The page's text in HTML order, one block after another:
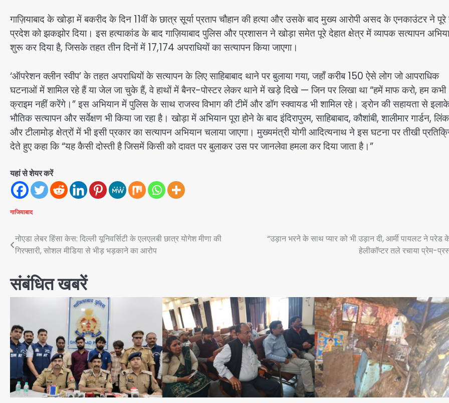
गाज़ियाबाद के खोड़ा में बकरीद के दिन 11वीं के छात्र सूर्या प्रताप चौहान की हत्या और उसके बाद मुख्य आरोपी असद के एनकाउंटर ने पूरे
प्रदेश को झकझोर दिया। इस हत्याकांड के बाद गाज़ियाबाद पुलिस और प्रशासन ने खोड़ा समेत पूरे देहात क्षेत्र में व्यापक सत्यापन
शुरू कर दिया है, जिसके तहत तीन दिनों में 17,174 अपराधियों का सत्यापन किया जाएगा।
‘ऑपरेशन क्लीन स्वीप’ के तहत अपराधियों के सत्यापन के लिए साहिबाबाद थाने पर बुलाया गया, जहाँ करीब 150 ऐसे लोग जो आपराधिक
घटनाओं में शामिल रहे हैं या जेल जा चुके हैं, वे हाथों में बैनर-पोस्टर लेकर थाने में खड़े दिखे — जिन पर लिखा था “हमें माफ करो, हम कभी
क्राइम नहीं करेंगे।” इस अभियान में पुलिस के साथ राजस्व विभाग की टीमें और डॉग स्क्वायड भी शामिल रहे। ड्रोन की सहायता से
भौतिक सत्यापन और सर्वेक्षण भी किया जा रहा है। खोड़ा में अभियान पूरा होने के बाद इंदिरापुरम, साहिबाबाद, कौशांबी, शालीमार गार्डन,
और टीलामोड़ क्षेत्रों में भी इसी प्रकार का सत्यापन अभियान चलाया जाएगा। मुख्यमंत्री योगी आदित्यनाथ ने इस घटना पर तीखी
देते हुए कहा कि “यह कैसी दोस्ती है जिसमें किसी को दावत पर बुलाकर उस पर जानलेवा हमला कर दिया जाता है।”
यहां से शेयर करें
गाजियाबाद
Post
navigation
नोएडा लेबर हिंसा केस: दिल्ली यूनिवर्सिटी के एलएलबी छात्र योगेश मीणा की
गिरफ्तारी, सोशल मीडिया से भीड़ भड़काने का आरोप
“उड़ान भरने के साथ प्यार को भी उड़ान दी, आर्मी पायलट ने परेड
हेलीकॉप्टर तले रचाया प्रेम-
संबंधित खबरें